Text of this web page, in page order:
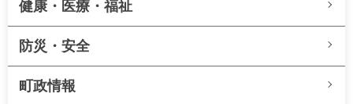
健康・医療・福祉
防災・安全
町政情報